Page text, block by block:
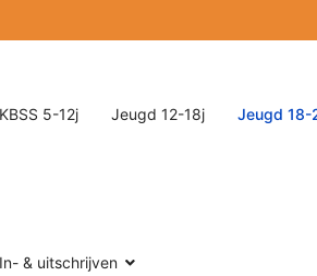
KBSS 5-12j Jeugd 12-18j Jeugd 18-
In- & uitschrijven